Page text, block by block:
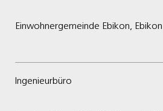
Einwohnergemeinde Ebikon, Ebikon
Ingenieurbüro